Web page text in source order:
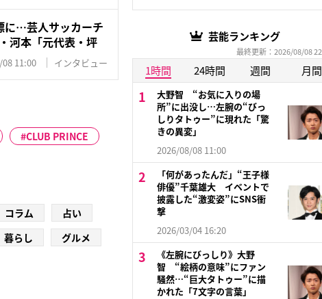
に…芸人サッカーチ
河本「元代表・坪
11:00 インタビュー
CLUB PRINCE
コラム
占い
暮らし グルメ
芸能ランキング
最終更新：2026/08/08
1時間 24時間 週間 月間
大野智 “お気に入りの場
所”に出没し…左腕の“びっ
しりタトゥー”に現れた「驚
きの異変」
2026/08/08 11:00
「何があったんだ」“王子様
俳優”千葉雄大 イベントで
披露した“激変姿”にSNS衝
撃
2026/03/04 16:20
《左腕にびっしり》大野
智 “絵柄の意味”にファン
騒然…“巨大タトゥー”に描
かれた「7文字の言葉」